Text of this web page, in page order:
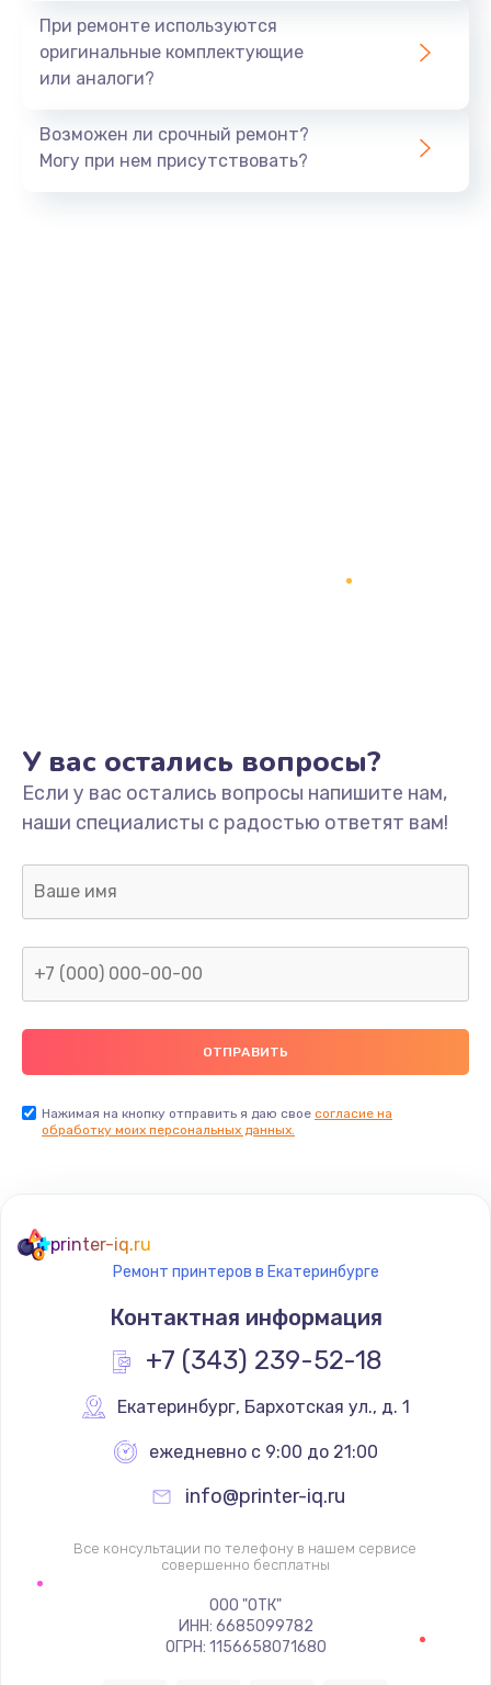
При ремонте используются
оригинальные комплектующие
или аналоги?
Возможен ли срочный ремонт?
Могу при нем присутствовать?
У вас остались вопросы?
Если у вас остались вопросы напишите нам,
наши специалисты с радостью ответят вам!
Нажимая на кнопку отправить я даю свое согласие на
обработку моих персональных данных.
printer-iq.ru
Ремонт принтеров в Екатеринбурге
Контактная информация
+7 (343) 239-52-18
Екатеринбург, Бархотская ул., д. 1
ежедневно с 9:00 до 21:00
info@printer-iq.ru
Все консультации по телефону в нашем сервисе
совершенно бесплатны
ООО "ОТК"
ИНН: 6685099782
ОГРН: 1156658071680